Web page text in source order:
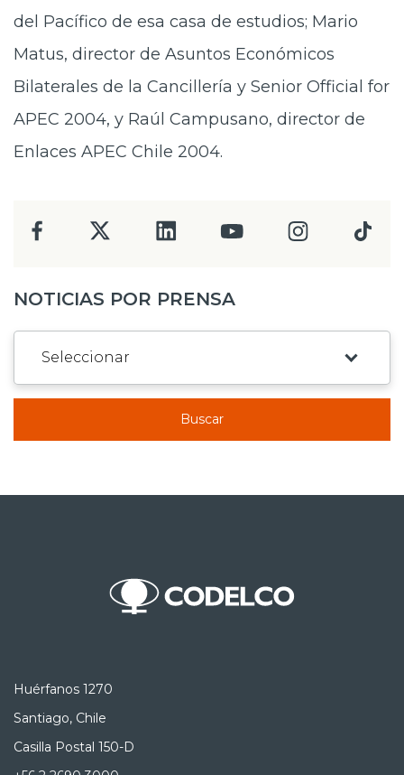
del Pacífico de esa casa de estudios; Mario
Matus, director de Asuntos Económicos
Bilaterales de la Cancillería y Senior Official for
APEC 2004, y Raúl Campusano, director de
Enlaces APEC Chile 2004.
NOTICIAS POR PRENSA
Buscar
Huérfanos 1270
Santiago, Chile
Casilla Postal 150-D